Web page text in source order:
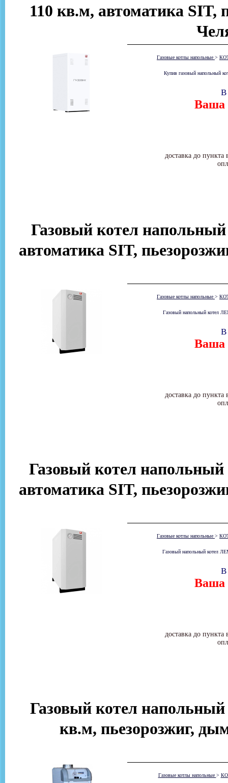
110 кв.м, автоматика SIT,
Газовые котлы напольные >
Купив газовый напольный
Ваша
доставка до
В
Газовый котел
автоматика SIT,
Газовые котлы напольные >
Газовый напольный котел
Ваша
доставка до
В
Газовый котел
автоматика SIT,
Газовые котлы напольные >
Газовый напольный котел
Ваша
доставка до
В
Газовый котел
кв.м, пьезорозжиг,
Газовые котлы напольные >